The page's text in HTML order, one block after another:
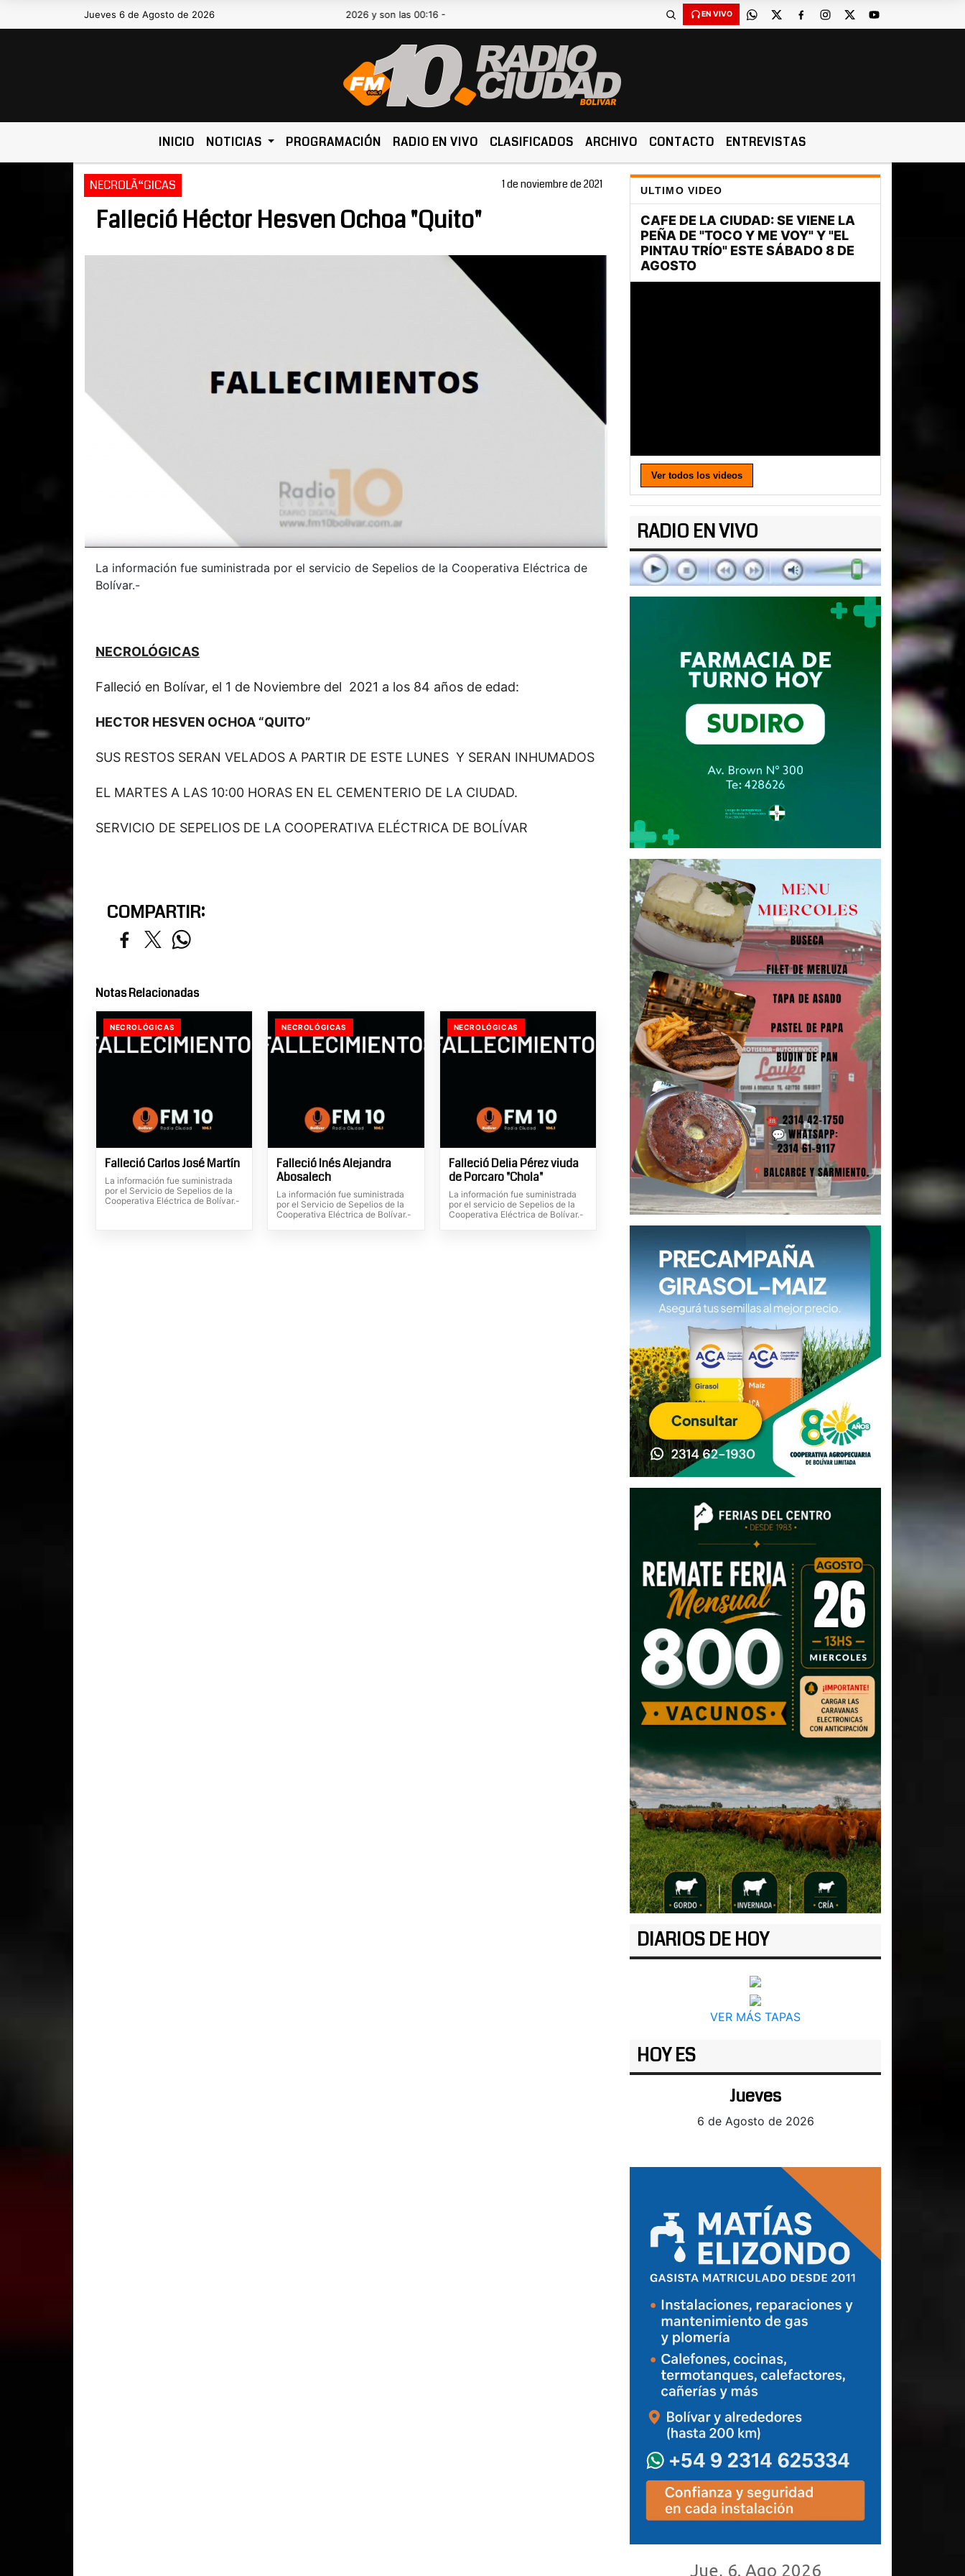
Jueves 6 de Agosto de 2026Hoy es Jueves 6 de Agosto de 2026 y son las 00:16 - EN VIVO
INICIO NOTICIAS PROGRAMACIÓN RADIO EN VIVO CLASIFICADOS ARCHIVO CONTACTO ENTREVISTAS
NECROLÃ“GICAS 1 de noviembre de 2021
Falleció Héctor Hesven Ochoa "Quito"
La información fue suministrada por el servicio de Sepelios de la Cooperativa Eléctrica de
Bolívar.-
NECROLÓGICAS
Falleció en Bolívar, el 1 de Noviembre del 2021 a los 84 años de edad:
HECTOR HESVEN OCHOA “QUITO”
SUS RESTOS SERAN VELADOS A PARTIR DE ESTE LUNES Y SERAN INHUMADOS
EL MARTES A LAS 10:00 HORAS EN EL CEMENTERIO DE LA CIUDAD.
SERVICIO DE SEPELIOS DE LA COOPERATIVA ELÉCTRICA DE BOLÍVAR
COMPARTIR:
Notas Relacionadas
NECROLÓGICAS
Falleció Carlos José Martín
La información fue suministrada
por el Servicio de Sepelios de la
Cooperativa Eléctrica de Bolívar.-
NECROLÓGICAS
Falleció Inés Alejandra
Abosalech
La información fue suministrada
por el Servicio de Sepelios de la
Cooperativa Eléctrica de Bolívar.-
NECROLÓGICAS
Falleció Delia Pérez viuda
de Porcaro "Chola"
La información fue suministrada
por el servicio de Sepelios de la
Cooperativa Eléctrica de Bolívar.-
ULTIMO VIDEO
Ver todos los videos
RADIO EN VIVO
DIARIOS DE HOY
VER MÁS TAPAS
HOY ES
Jueves
6 de Agosto de 2026